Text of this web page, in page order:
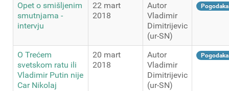
Opet o smišljenim
smutnjama -
intervju
22 mart
2018
Autor
Vladimir
Dimitrijevic
(ur-SN)
O Trećem
svetskom ratu ili
Vladimir Putin nije
Car Nikolaj
20 mart
2018
Autor
Vladimir
Dimitrijevic
(ur-SN)